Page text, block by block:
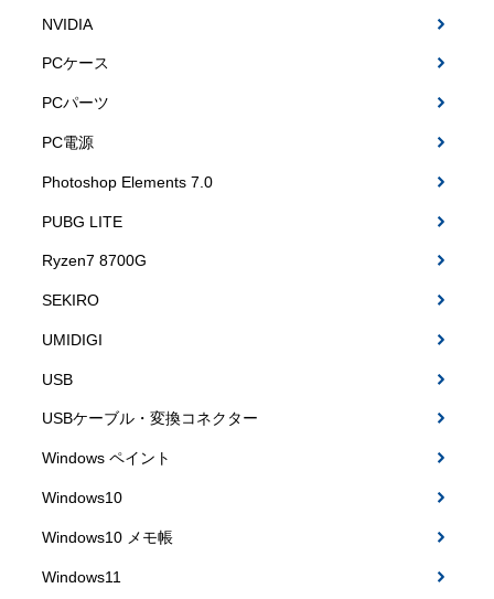
NVIDIA
PCケース
PCパーツ
PC電源
Photoshop Elements 7.0
PUBG LITE
Ryzen7 8700G
SEKIRO
UMIDIGI
USB
USBケーブル・変換コネクター
Windows ペイント
Windows10
Windows10 メモ帳
Windows11